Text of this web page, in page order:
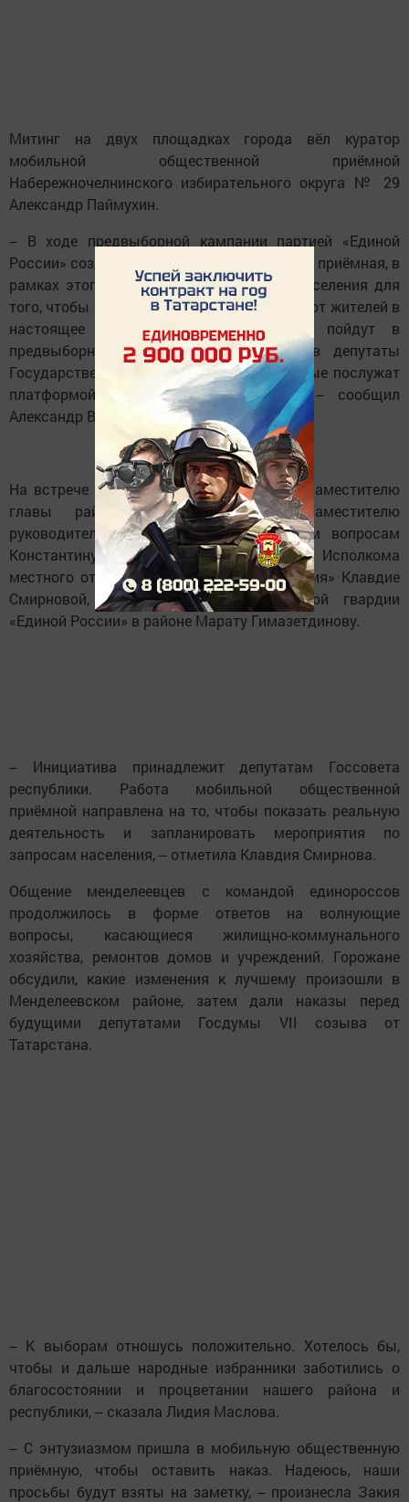
Митинг на двух площадках города вёл куратор
мобильной общественной приёмной
Набережночелнинского избирательного округа № 29
Александр Паймухин.
‒ В ходе предвыборной кампании партией «Единой
России» создана мобильная общественная приёмная, в
рамках этого мы собираем наказы от населения для
того, чтобы понять, какие проблемы волнуют жителей в
настоящее время. Собранные наказы пойдут в
предвыборную программу кандидатов в депутаты
Государственной Думы. Полученные данные послужат
платформой для дальнейшей работы, ‒ сообщил
Александр Валентинович.
На встрече горожане задавали вопросы заместителю
главы района Лейсан Галеевой, заместителю
руководителя Исполкома по социальным вопросам
Константину Макарову, руководителю Исполкома
местного отделения партии «Единая Россия» Клавдие
Смирновой, начальнику штаба «Молодой гвардии
«Единой России» в районе Марату Гимазетдинову.
‒ Инициатива принадлежит депутатам Госсовета
республики. Работа мобильной общественной
приёмной направлена на то, чтобы показать реальную
деятельность и запланировать мероприятия по
запросам населения, ‒ отметила Клавдия Смирнова.
Общение менделеевцев с командой единороссов
продолжилось в форме ответов на волнующие
вопросы, касающиеся жилищно-коммунального
хозяйства, ремонтов домов и учреждений. Горожане
обсудили, какие изменения к лучшему произошли в
Менделеевском районе, затем дали наказы перед
будущими депутатами Госдумы VII созыва от
Татарстана.
‒ К выборам отношусь положительно. Хотелось бы,
чтобы и дальше народные избранники заботились о
благосостоянии и процветании нашего района и
республики, ‒ сказала Лидия Маслова.
‒ С энтузиазмом пришла в мобильную общественную
приёмную, чтобы оставить наказ. Надеюсь, наши
просьбы будут взяты на заметку, ‒ произнесла Закия